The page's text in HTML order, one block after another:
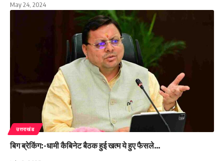
May 24, 2024
उत्तराखंड
बिग ब्रेकिंग:-धामी कैबिनेट बैठक हुई खत्म ये हुए फैसले…